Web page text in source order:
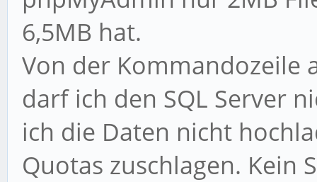
6,5MB hat.
Von der Kommandozeile
darf ich den SQL Server
ich die Daten nicht
Quotas zuschlagen. Kein